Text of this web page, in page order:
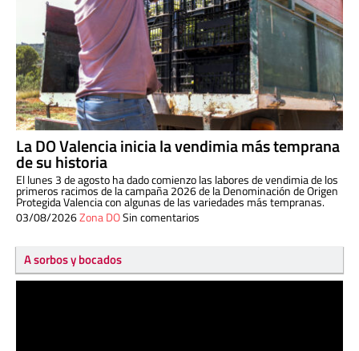
La DO Valencia inicia la vendimia más temprana
de su historia
El lunes 3 de agosto ha dado comienzo las labores de vendimia de los
primeros racimos de la campaña 2026 de la Denominación de Origen
Protegida Valencia con algunas de las variedades más tempranas.
03/08/2026Zona DOSin comentarios
A sorbos y bocados